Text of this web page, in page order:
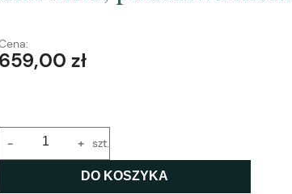
659,00 zł
+
- szt.
DO KOSZYKA